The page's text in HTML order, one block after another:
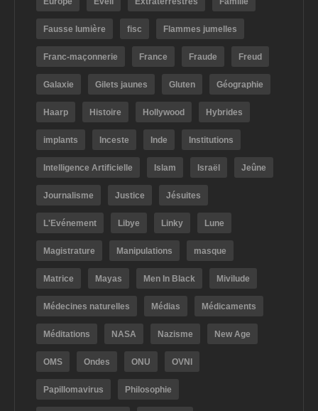
Fausse lumière fisc Flammes jumelles
Franc-maçonnerie France Fraude Freud
Galaxie Gilets jaunes Gluten Géographie
Haarp Histoire Hollywood Hybrides
implants Inceste Inde Institutions
Intelligence Artificielle Islam Israël Jeûne
Journalisme Justice Jésuites
L'Evénement Libye Linky Lune
Magistrature Manipulations masque
Matrice Mayas Men In Black Mivilude
Médecines naturelles Médias Médicaments
Méditations NASA Nazisme New Age
OMS Ondes ONU OVNI
Papillomavirus Philosophie